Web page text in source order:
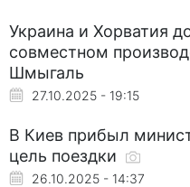
Украина и Хорватия
совместном
Шмыгаль
27.10.2025 - 19:15
В Киев прибыл
цель поездки
26.10.2025 - 14:37